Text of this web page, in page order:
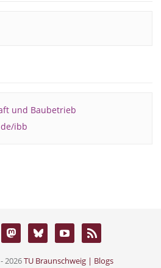
und Baubetrieb
ibb
2026TU Braunschweig | Blogs